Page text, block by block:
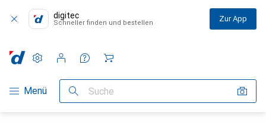
digitec
Schneller finden und bestellen Zur App
Navigation nach Kategorien
Menü Suche
Einstellungen
Kundenkonto
Vergleichslisten
Merklisten
Warenkorb